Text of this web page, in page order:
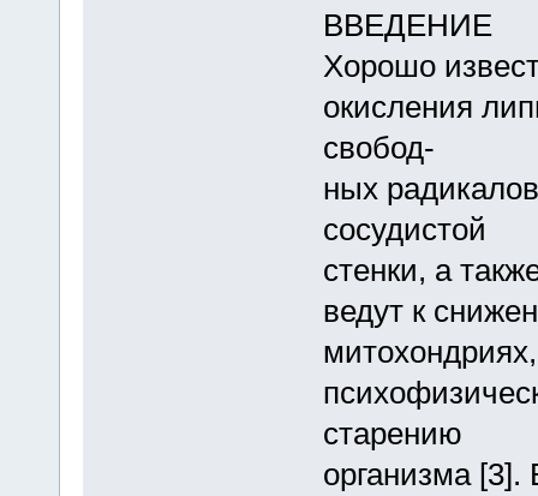
ВВЕДЕНИЕ
Хорошо
окисления
свобод-
ных
сосудистой
стенки, а
ведут к
митохондриях,
старению
организма